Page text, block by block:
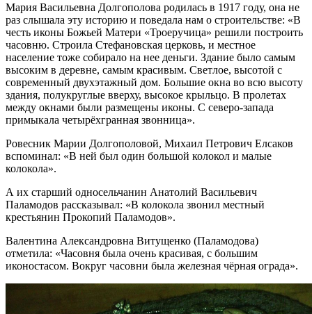
Мария Васильевна Долгополова родилась в 1917 году, она не
раз слышала эту историю и поведала нам о строительстве: «В
честь иконы Божьей Матери «Троеручица» решили построить
часовню. Строила Стефановская церковь, и местное
население тоже собирало на нее деньги. Здание было самым
высоким в деревне, самым красивым. Светлое, высотой с
современный двухэтажный дом. Большие окна во всю высоту
здания, полукруглые вверху, высокое крыльцо. В пролетах
между окнами были размещены иконы. С северо-запада
примыкала четырёхгранная звонница».
Ровесник Марии Долгополовой, Михаил Петрович Елсаков
вспоминал: «В ней был один большой колокол и малые
колокола».
А их старший односельчанин Анатолий Васильевич
Паламодов рассказывал: «В колокола звонил местный
крестьянин Прокопий Паламодов».
Валентина Александровна Витущенко (Паламодова)
отметила: «Часовня была очень красивая, с большим
иконостасом. Вокруг часовни была железная чёрная ограда».